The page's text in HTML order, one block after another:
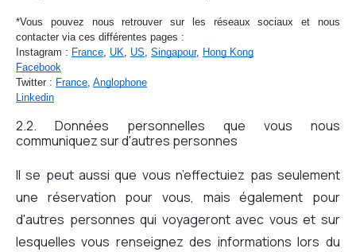
*Vous pouvez nous retrouver sur les réseaux sociaux et nous
contacter via ces différentes pages :
Instagram : France UK US Singapour, Hong Kong
Facebook
Twitter : France Anglophone
Linkedin
2.2. Données personnelles que vous nous
communiquez sur d'autres personnes
Il se peut aussi que vous n’effectuiez pas seulement
une réservation pour vous, mais également pour
d'autres personnes qui voyageront avec vous et sur
lesquelles vous renseignez des informations lors du